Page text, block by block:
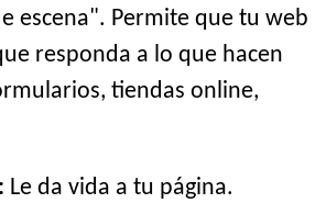
escena". Permite que tu web
responda a lo que hacen
tiendas online,
Le da vida a tu página.